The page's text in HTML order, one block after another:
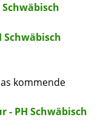
kommende
- PH Schwäbisch